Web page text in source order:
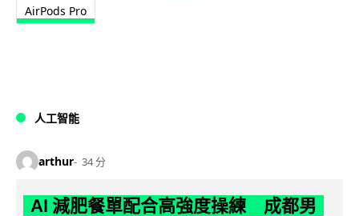
AirPods Pro
人工智能
arthur 34 分
AI 減肥餐單配合高強度操練 成都男